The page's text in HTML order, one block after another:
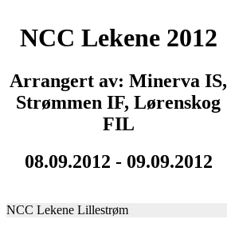
NCC Lekene 2012
Arrangert av: Minerva IS,
Strømmen IF, Lørenskog
FIL
08.09.2012 - 09.09.2012
NCC Lekene Lillestrøm